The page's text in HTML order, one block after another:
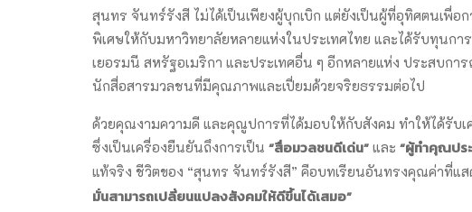
สุนทร จันทร์รังสี ไม่ได้เป็นเพียงผู้บุกเบิก แต่ยังเป็นผู้ที่อุทิศตนเพื่อ
พิเศษให้กับมหาวิทยาลัยหลายแห่งในประเทศไทย และได้รับทุนก
เยอรมนี สหรัฐอเมริกา และประเทศอื่น ๆ อีกหลายแห่ง ประสบก
นักสื่อสารมวลชนที่มีคุณภาพและเปี่ยมด้วยจริยธรรมต่อไป
ด้วยคุณงามความดี และคุณูปการที่ได้มอบให้กับสังคม ทำให้ได้รับ
ซึ่งเป็นเครื่องยืนยันถึงการเป็น “สื่อมวลชนดีเด่น” และ “ผู้ทำคุณปร
แท้จริง ชีวิตของ “สุนทร จันทร์รังสี” คือบทเรียนอันทรงคุณค่าที่แส
มั่นสามารถเปลี่ยนแปลงสังคมให้ดีขึ้นได้เสมอ”